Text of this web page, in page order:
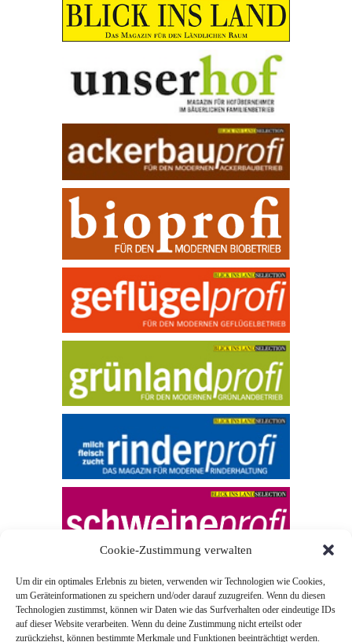
Cookie-Zustimmung verwalten
Um dir ein optimales Erlebnis zu bieten, verwenden wir Technologien wie Cookies,
um Geräteinformationen zu speichern und/oder darauf zuzugreifen. Wenn du diesen
Technologien zustimmst, können wir Daten wie das Surfverhalten oder eindeutige IDs
auf dieser Website verarbeiten. Wenn du deine Zustimmung nicht erteilst oder
zurückziehst, können bestimmte Merkmale und Funktionen beeinträchtigt werden.